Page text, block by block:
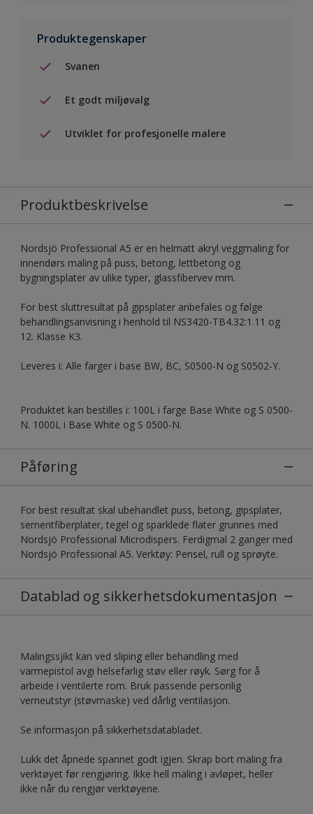
Produktegenskaper
Svanen
Et godt miljøvalg
Utviklet for profesjonelle malere
Produktbeskrivelse
Nordsjö Professional A5 er en helmatt akryl veggmaling for
innendørs maling på puss, betong, lettbetong og
bygningsplater av ulike typer, glassfibervev mm.
For best sluttresultat på gipsplater anbefales og følge
behandlingsanvisning i henhold til NS3420-TB4.32:1.11 og
12. Klasse K3.
Leveres i: Alle farger i base BW, BC, S0500-N og S0502-Y.
Produktet kan bestilles i: 100L i farge Base White og S 0500-
N. 1000L i Base White og S 0500-N.
Påføring
For best resultat skal ubehandlet puss, betong, gipsplater,
sementfiberplater, tegel og sparklede flater grunnes med
Nordsjö Professional Microdispers. Ferdigmal 2 ganger med
Nordsjö Professional A5. Verktøy: Pensel, rull og sprøyte.
Datablad og sikkerhetsdokumentasjon
Malingssjikt kan ved sliping eller behandling med
varmepistol avgi helsefarlig støv eller røyk. Sørg for å
arbeide i ventilerte rom. Bruk passende personlig
verneutstyr (støvmaske) ved dårlig ventilasjon.
Se informasjon på sikkerhetsdatabladet.
Lukk det åpnede spannet godt igjen. Skrap bort maling fra
verktøyet før rengjøring. Ikke hell maling i avløpet, heller
ikke når du rengjør verktøyene.